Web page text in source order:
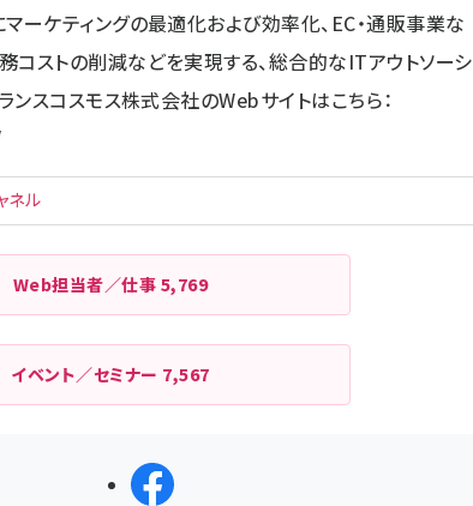
ーケティングの最適化および効率化、EC・通販事業な
コストの削減などを実現する、総合的なITアウトソーシ
ンスコスモス株式会社のWebサイトはこちら：
ネル
Web担当者／仕事 5,769
イベント／セミナー 7,567
シェアする